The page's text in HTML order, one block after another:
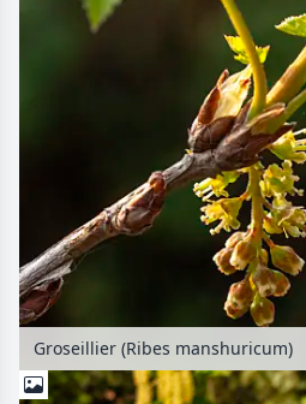
Groseillier (Ribes manshuricum)